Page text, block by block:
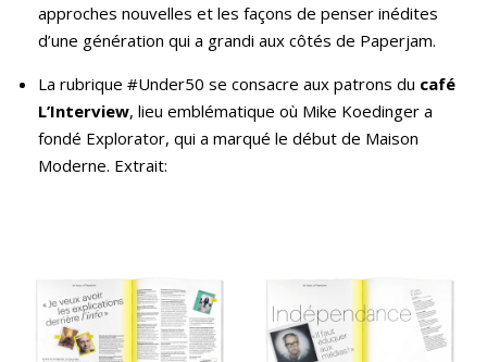
approches nouvelles et les façons de penser inédites
d’une génération qui a grandi aux côtés de Paperjam.
La rubrique #Under50 se consacre aux patrons du café
L’Interview, lieu emblématique où Mike Koedinger a
fondé Explorator, qui a marqué le début de Maison
Moderne. Extrait: